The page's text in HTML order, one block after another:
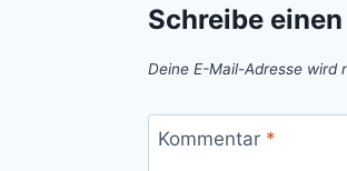
Schreibe
Deine E-Mail-Adresse wird
Kommentar *